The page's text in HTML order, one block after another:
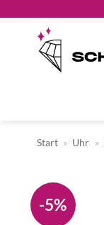
springen
Start » Uhr »
-5%